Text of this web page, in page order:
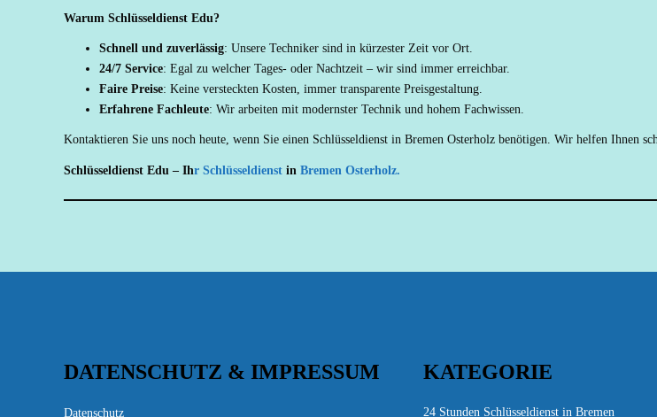
Warum Schlüsseldienst Edu?
Schnell und zuverlässig: Unsere Techniker sind in kürzester Zeit vor Ort.
24/7 Service: Egal zu welcher Tages- oder Nachtzeit – wir sind immer erreichbar.
Faire Preise: Keine versteckten Kosten, immer transparente Preisgestaltung.
Erfahrene Fachleute: Wir arbeiten mit modernster Technik und hohem Fachwissen.
Kontaktieren Sie uns noch heute, wenn Sie einen Schlüsseldienst in Bremen Osterholz benötigen. Wir helfen Ihnen
Schlüsseldienst Edu – Ihr Schlüsseldienst in Bremen Osterholz.
DATENSCHUTZ & IMPRESSUM
Datenschutz
KATEGORIE
24 Stunden Schlüsseldienst in Bremen